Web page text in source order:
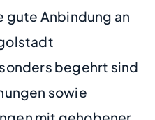
gute Anbindung an
begehrt sind
sowie